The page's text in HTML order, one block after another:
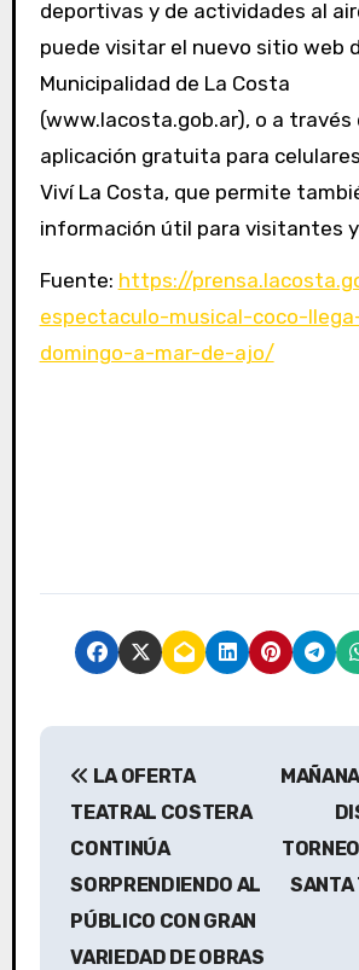
deportivas y de actividades al
puede visitar el nuevo sitio web
Municipalidad de La Costa
(www.lacosta.gob.ar), o a través
aplicación gratuita para
Viví La Costa, que permite
información útil para visitantes
Fuente: https://
espectaculo-musical-coco-
domingo-a-mar-de-ajo/
N
LA OFERTA
TEATRAL COSTERA
CONTINÚA
SORPRENDIENDO AL
PÚBLICO CON GRAN
VARIEDAD DE OBRAS
SANTA